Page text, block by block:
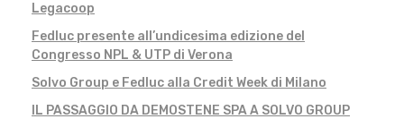
Legacoop
Fedluc presente all’undicesima edizione del
Congresso NPL & UTP di Verona
Solvo Group e Fedluc alla Credit Week di Milano
IL PASSAGGIO DA DEMOSTENE SPA A SOLVO GROUP